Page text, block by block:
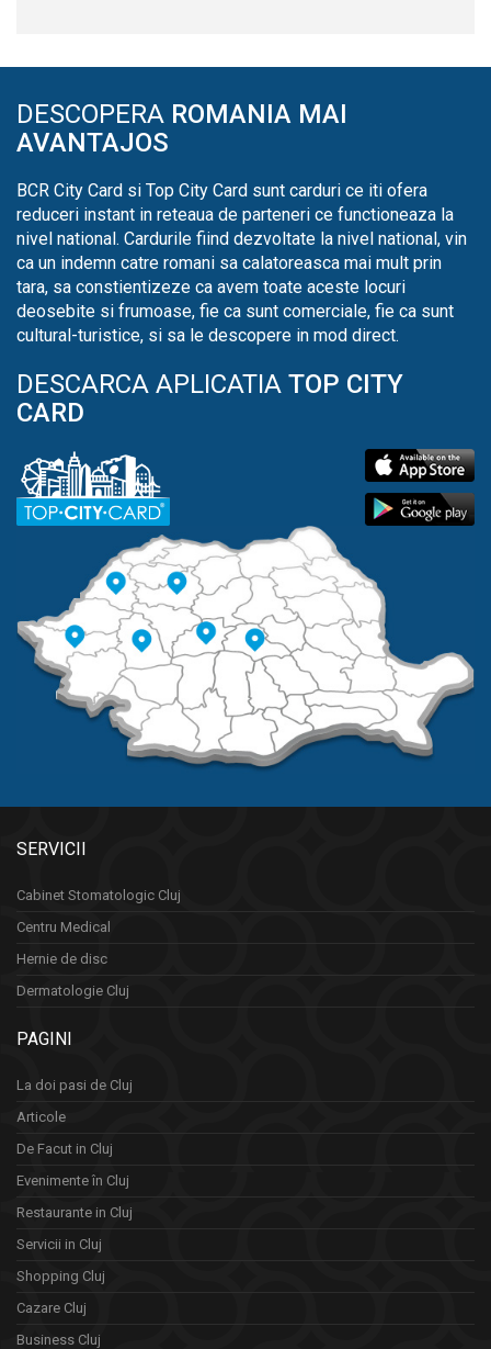
DESCOPERA ROMANIA MAI
AVANTAJOS
BCR City Card si Top City Card sunt carduri ce iti ofera
reduceri instant in reteaua de parteneri ce functioneaza la
nivel national. Cardurile fiind dezvoltate la nivel national, vin
ca un indemn catre romani sa calatoreasca mai mult prin
tara, sa constientizeze ca avem toate aceste locuri
deosebite si frumoase, fie ca sunt comerciale, fie ca sunt
cultural-turistice, si sa le descopere in mod direct.
DESCARCA APLICATIA TOP CITY
CARD
SERVICII
Cabinet Stomatologic Cluj
Centru Medical
Hernie de disc
Dermatologie Cluj
PAGINI
La doi pasi de Cluj
Articole
De Facut in Cluj
Evenimente în Cluj
Restaurante in Cluj
Servicii in Cluj
Shopping Cluj
Cazare Cluj
Business Cluj